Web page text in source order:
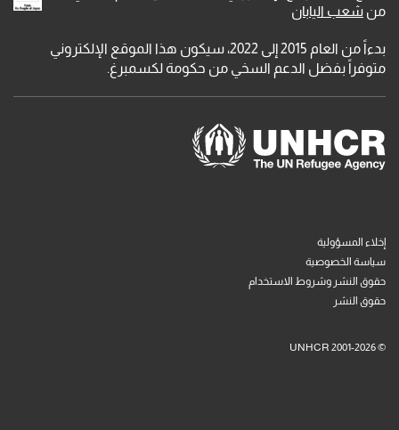
من شعب اليابان
بدءاً من العام 2015 إلى 2022، سيكون هذا الموقع الإلكتروني
متوفراً بفضل الدعم السخي من حكومة لكسمبرغ.
قائمة السفلي
إخلاء المسؤولية
سياسة الخصوصية
حقوق النشر وشروط الاستخدام
حقوق النشر
© UNHCR 2001-2026